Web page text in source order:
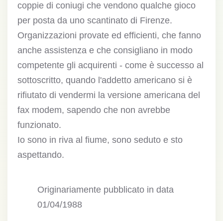
coppie di coniugi che vendono qualche gioco
per posta da uno scantinato di Firenze.
Organizzazioni provate ed efficienti, che fanno
anche assistenza e che consigliano in modo
competente gli acquirenti - come è successo al
sottoscritto, quando l'addetto americano si è
rifiutato di vendermi la versione americana del
fax modem, sapendo che non avrebbe
funzionato.
Io sono in riva al fiume, sono seduto e sto
aspettando.
Originariamente pubblicato in data
01/04/1988